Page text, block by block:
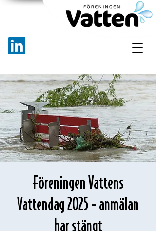
Föreningen Vattens
Vattendag 2025 - anmälan
har stängt